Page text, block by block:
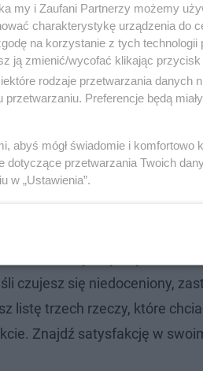
wcześniej umykały. Zamiast
czujesz się niedoceniony,
listę trzech rzeczy, które
Znajdź satysfakcję w
my i Zaufani Partnerzy możemy
charakterystykę urządzenia do
na korzystanie z tych technologii
ją zmienić/wycofać klikając
rodzaje przetwarzania danych
Preferencje będą
abyś mógł świadomie i
dotyczące przetwarzania Twoich
w „Ustawienia”.